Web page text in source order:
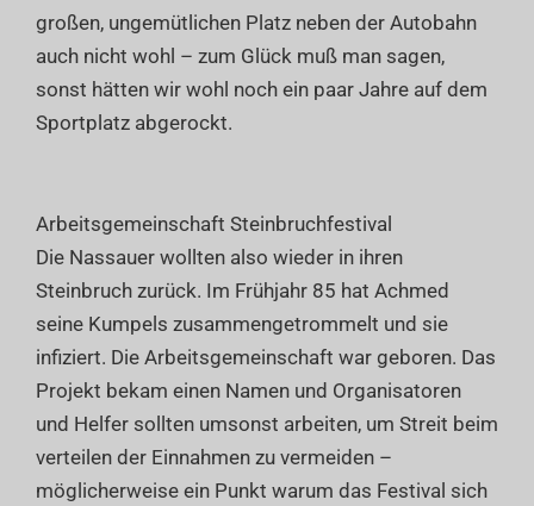
großen, ungemütlichen Platz neben der Autobahn
auch nicht wohl – zum Glück muß man sagen,
sonst hätten wir wohl noch ein paar Jahre auf dem
Sportplatz abgerockt.
Arbeitsgemeinschaft Steinbruchfestival
Die Nassauer wollten also wieder in ihren
Steinbruch zurück. Im Frühjahr 85 hat Achmed
seine Kumpels zusammengetrommelt und sie
infiziert. Die Arbeitsgemeinschaft war geboren. Das
Projekt bekam einen Namen und Organisatoren
und Helfer sollten umsonst arbeiten, um Streit beim
verteilen der Einnahmen zu vermeiden –
möglicherweise ein Punkt warum das Festival sich